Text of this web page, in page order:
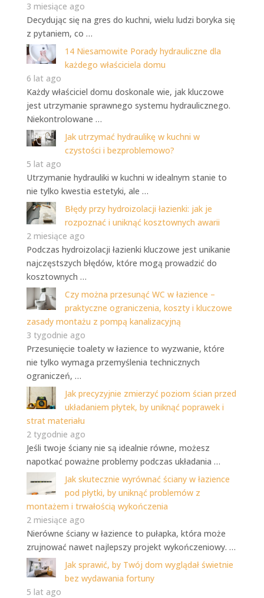
3 miesiące ago
Decydując się na gres do kuchni, wielu ludzi boryka się
z pytaniem, co …
14 Niesamowite Porady hydrauliczne dla
każdego właściciela domu
6 lat ago
Każdy właściciel domu doskonale wie, jak kluczowe
jest utrzymanie sprawnego systemu hydraulicznego.
Niekontrolowane …
Jak utrzymać hydraulikę w kuchni w
czystości i bezproblemowo?
5 lat ago
Utrzymanie hydrauliki w kuchni w idealnym stanie to
nie tylko kwestia estetyki, ale …
Błędy przy hydroizolacji łazienki: jak je
rozpoznać i uniknąć kosztownych awarii
2 miesiące ago
Podczas hydroizolacji łazienki kluczowe jest unikanie
najczęstszych błędów, które mogą prowadzić do
kosztownych …
Czy można przesunąć WC w łazience –
praktyczne ograniczenia, koszty i kluczowe
zasady montażu z pompą kanalizacyjną
3 tygodnie ago
Przesunięcie toalety w łazience to wyzwanie, które
nie tylko wymaga przemyślenia technicznych
ograniczeń, …
Jak precyzyjnie zmierzyć poziom ścian przed
układaniem płytek, by uniknąć poprawek i
strat materiału
2 tygodnie ago
Jeśli twoje ściany nie są idealnie równe, możesz
napotkać poważne problemy podczas układania …
Jak skutecznie wyrównać ściany w łazience
pod płytki, by uniknąć problemów z
montażem i trwałością wykończenia
2 miesiące ago
Nierówne ściany w łazience to pułapka, która może
zrujnować nawet najlepszy projekt wykończeniowy. …
Jak sprawić, by Twój dom wyglądał świetnie
bez wydawania fortuny
5 lat ago